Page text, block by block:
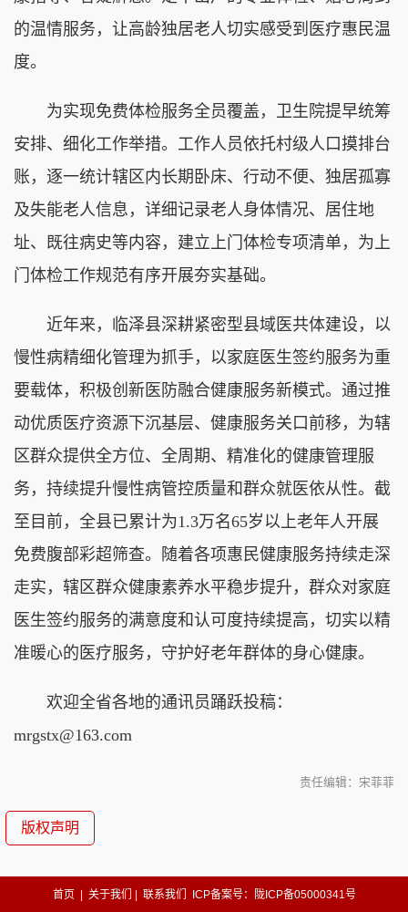
的温情服务，让高龄独居老人切实感受到医疗惠民温
度。
为实现免费体检服务全员覆盖，卫生院提早统筹
安排、细化工作举措。工作人员依托村级人口摸排台
账，逐一统计辖区内长期卧床、行动不便、独居孤寡
及失能老人信息，详细记录老人身体情况、居住地
址、既往病史等内容，建立上门体检专项清单，为上
门体检工作规范有序开展夯实基础。
近年来，临泽县深耕紧密型县域医共体建设，以
慢性病精细化管理为抓手，以家庭医生签约服务为重
要载体，积极创新医防融合健康服务新模式。通过推
动优质医疗资源下沉基层、健康服务关口前移，为辖
区群众提供全方位、全周期、精准化的健康管理服
务，持续提升慢性病管控质量和群众就医依从性。截
至目前，全县已累计为1.3万名65岁以上老年人开展
免费腹部彩超筛查。随着各项惠民健康服务持续走深
走实，辖区群众健康素养水平稳步提升，群众对家庭
医生签约服务的满意度和认可度持续提高，切实以精
准暖心的医疗服务，守护好老年群体的身心健康。
欢迎全省各地的通讯员踊跃投稿：
mrgstx@163.com
责任编辑：宋菲菲
版权声明
首页 关于我们 联系我们 ICP备案号：陇ICP备05000341号